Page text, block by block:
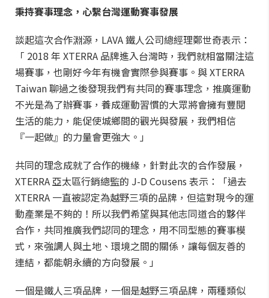
秉持賽事理念，心繫台灣運動賽事發展
談起這次合作淵源，LAVA 鐵人公司總經理鄭世奇表示：
「 2018 年 XTERRA 品牌進入台灣時，我們就相當關注這
場賽事，也剛好今年有機會實際參與賽事。與 XTERRA
Taiwan 聊過之後發現我們有共同的賽事理念，推廣運動
不光是為了辦賽事，養成運動習慣的大眾將會擁有豐閱
生活的能力，能促使城鄉間的觀光與發展，我們相信
『一起做』的力量會更強大。」
共同的理念成就了合作的機緣，針對此次的合作發展，
XTERRA 亞太區行銷總監的 J-D Cousens 表示：「過去
XTERRA 一直被認定為越野三項的品牌，但這對現今的運
動產業是不夠的！所以我們希望與其他志同道合的夥伴
合作，共同推廣我們認同的理念，用不同型態的賽事模
式，來強調人與土地、環境之間的關係，讓每個友善的
連結，都能朝永續的方向發展。」
一個是鐵人三項品牌，一個是越野三項品牌，兩種類似